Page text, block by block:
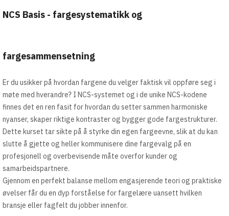
NCS Basis - fargesystematikk og
fargesammensetning
Er du usikker på hvordan fargene du velger faktisk vil oppføre seg i
møte med hverandre? I NCS-systemet og i de unike NCS-kodene
finnes det en ren fasit for hvordan du setter sammen harmoniske
nyanser, skaper riktige kontraster og bygger gode fargestrukturer.
Dette kurset tar sikte på å styrke din egen fargeevne, slik at du kan
slutte å gjette og heller kommunisere dine fargevalg på en
profesjonell og overbevisende måte overfor kunder og
samarbeidspartnere.
Gjennom en perfekt balanse mellom engasjerende teori og praktiske
øvelser får du en dyp forståelse for fargelære uansett hvilken
bransje eller fagfelt du jobber innenfor.